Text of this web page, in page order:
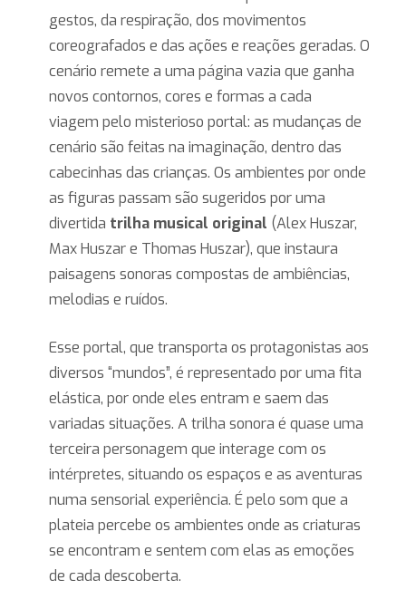
gestos, da respiração, dos movimentos
coreografados e das ações e reações geradas. O
cenário remete a uma página vazia que ganha
novos contornos, cores e formas a cada
viagem pelo misterioso portal: as mudanças de
cenário são feitas na imaginação, dentro das
cabecinhas das crianças. Os ambientes por onde
as figuras passam são sugeridos por uma
divertida trilha musical original (Alex Huszar,
Max Huszar e Thomas Huszar), que instaura
paisagens sonoras compostas de ambiências,
melodias e ruídos.
Esse portal, que transporta os protagonistas aos
diversos “mundos”, é representado por uma fita
elástica, por onde eles entram e saem das
variadas situações. A trilha sonora é quase uma
terceira personagem que interage com os
intérpretes, situando os espaços e as aventuras
numa sensorial experiência. É pelo som que a
plateia percebe os ambientes onde as criaturas
se encontram e sentem com elas as emoções
de cada descoberta.